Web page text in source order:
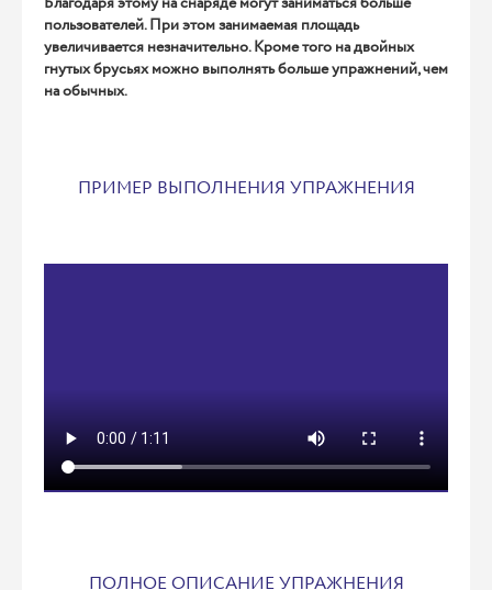
пользователей. При этом занимаемая площадь
увеличивается незначительно. Кроме того на двойных
гнутых брусьях можно выполнять больше упражнений, чем
на обычных.
ПРИМЕР ВЫПОЛНЕНИЯ УПРАЖНЕНИЯ
ПОЛНОЕ ОПИСАНИЕ УПРАЖНЕНИЯ